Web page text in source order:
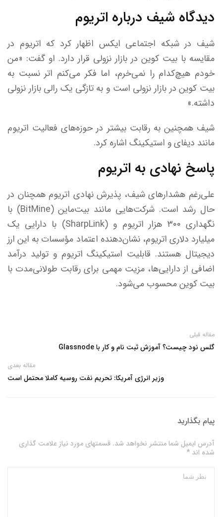
دیدگاه شیف درباره اتریوم
شیف در شبکه اجتماعی ایکس اظهار کرد که اتریوم در
مقایسه با بیت کوین در بازار نزولی قرار دارد. او گفت: «من
خودم هیچ‌کدام را نمی‌خرم، اما فکر می‌کنم اتر نسبت به
بیت کوین در بازار نزولی است و به تازگی یک رالی بازار نزولی
داشته.»
شیف همچنین به رقابت بیشتر در حوزه‌های فعالیت اتریوم
مانند دیفای و استیکینگ اشاره کرد.
پاسخ نهادی به اتریوم
علی‌رغم هشدار‌های شیف، پذیرش نهادی اتریوم همچنان در
حال رشد است. شرکت‌هایی مانند بیت‌ماین (BitMine) با
نگهداری ۳۰۰ هزار اتریوم و (SharpLink) با دارایی یک
میلیارد دلاری اتریوم، نشان‌دهنده اعتماد مؤسسات به این ارز
دیجیتال هستند. قابلیت استیکینگ اتریوم و تولید درآمد
اضافی از دارایی‌ها، مزیت مهمی برای رقابت طولانی‌مدت با
بیت کوین محسوب می‌شود.
مقاله قبلی
گلس نود چیست؟ آموزش ثبت نام و کار با Glassnode
مقاله بعدی
وزیر انرژی آمریکا: تحریم نفت روسیه کاملا محتمل است
پیام بگذارید
آدرس ایمیل شما منتشر نخواهد شد. قسمتهای مورد نیاز علامت گذاری
شده اند *